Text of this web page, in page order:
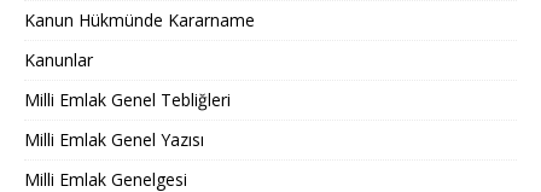
Kanun Hükmünde Kararname
Kanunlar
Milli Emlak Genel Tebliğleri
Milli Emlak Genel Yazısı
Milli Emlak Genelgesi